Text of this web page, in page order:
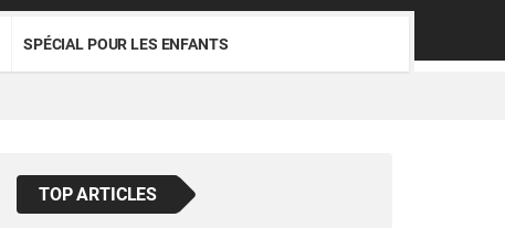
SPÉCIAL POUR LES ENFANTS
TOP ARTICLES